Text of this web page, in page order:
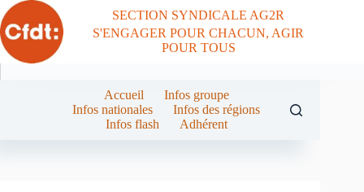
Passer
au
contenu
SECTION SYNDICALE AG2R
S'ENGAGER POUR CHACUN, AGIR
POUR TOUS
Accueil
Infos groupe
Infos nationales
Infos des régions
Infos flash
Adhérent